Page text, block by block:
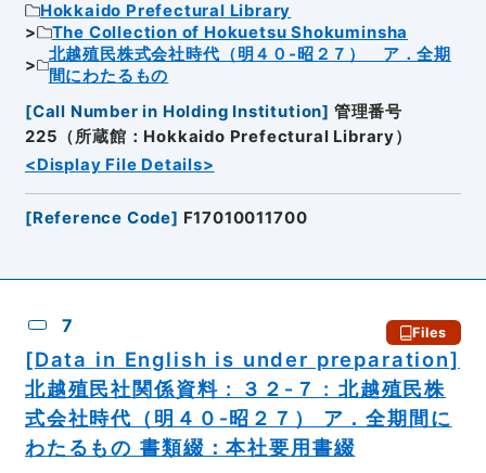
Hokkaido Prefectural Library
The Collection of Hokuetsu Shokuminsha
北越殖民株式会社時代（明４０‐昭２７） ア．全期
間にわたるもの
[Call Number in Holding Institution] 管理番号
225（所蔵館：Hokkaido Prefectural Library）
<Display File Details>
[Reference Code] F17010011700
7 Files
[Data in English is under preparation]
北越殖民社関係資料 : ３２‐７ : 北越殖民株
式会社時代（明４０‐昭２７） ア．全期間に
わたるもの 書類綴：本社要用書綴